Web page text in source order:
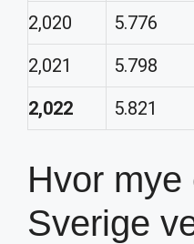
2,020
5.776
2,021
5.798
2,022
5.821
Hvor mye
Sverige